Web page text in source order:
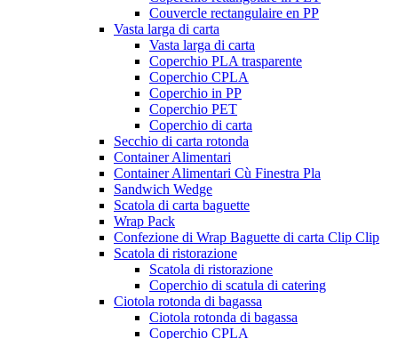
Couvercle rectangulaire en PP
Vasta larga di carta
Vasta larga di carta
Coperchio PLA trasparente
Coperchio CPLA
Coperchio in PP
Coperchio PET
Coperchio di carta
Secchio di carta rotonda
Container Alimentari
Container Alimentari Cù Finestra Pla
Sandwich Wedge
Scatola di carta baguette
Wrap Pack
Confezione di Wrap Baguette di carta Clip Clip
Scatola di ristorazione
Scatola di ristorazione
Coperchio di scatula di catering
Ciotola rotonda di bagassa
Ciotola rotonda di bagassa
Coperchio CPLA